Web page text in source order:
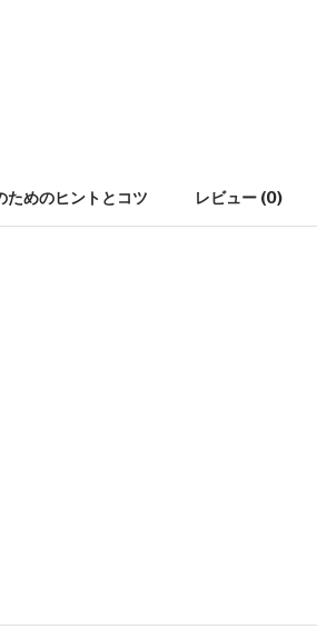
ためのヒントとコツ レビュー (0)